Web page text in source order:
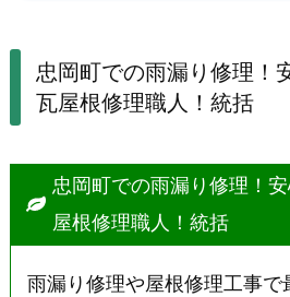
忠岡町での雨漏り修理！
瓦屋根修理職人！統括
忠岡町での雨漏り修理！
屋根修理職人！統括
雨漏り修理や屋根修理工事で